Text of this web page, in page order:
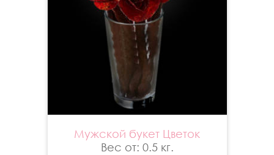
Мужской букет Цветок
Вес от: 0.5 кг.